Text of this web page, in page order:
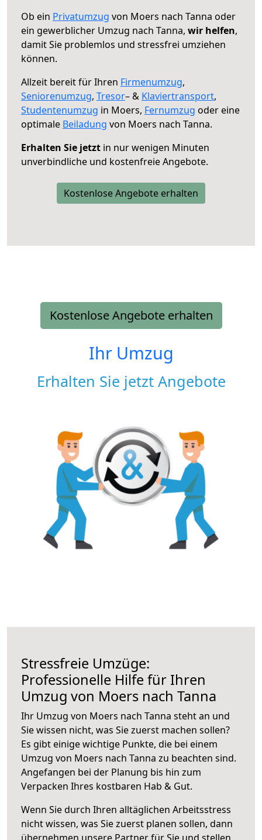
Ob ein Privatumzug von Moers nach Tanna oder
ein gewerblicher Umzug nach Tanna, wir helfen,
damit Sie problemlos und stressfrei umziehen
können.
Allzeit bereit für Ihren Firmenumzug,
Seniorenumzug, Tresor– & Klaviertransport,
Studentenumzug in Moers, Fernumzug oder eine
optimale Beiladung von Moers nach Tanna.
Erhalten Sie jetzt in nur wenigen Minuten
unverbindliche und kostenfreie Angebote.
Kostenlose Angebote erhalten
Kostenlose Angebote erhalten
Ihr Umzug
Erhalten Sie jetzt Angebote
Stressfreie Umzüge:
Professionelle Hilfe für Ihren
Umzug von Moers nach Tanna
Ihr Umzug von Moers nach Tanna steht an und
Sie wissen nicht, was Sie zuerst machen sollen?
Es gibt einige wichtige Punkte, die bei einem
Umzug von Moers nach Tanna zu beachten sind.
Angefangen bei der Planung bis hin zum
Verpacken Ihres kostbaren Hab & Gut.
Wenn Sie durch Ihren alltäglichen Arbeitsstress
nicht wissen, was Sie zuerst planen sollen, dann